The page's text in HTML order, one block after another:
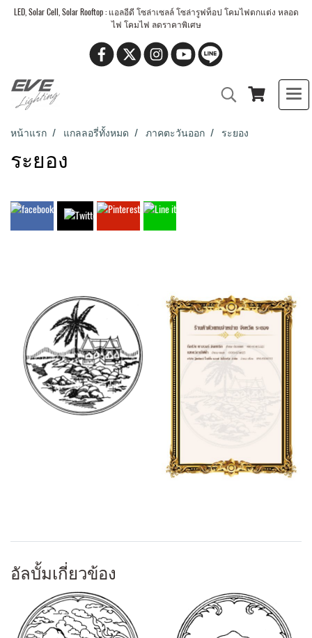
LED, Solar Cell, Solar Rooftop : แอลอีดี โซล่าเซลล์ โซล่ารูฟท็อป โคมไฟตกแต่ง หลอด
ไฟ โคมไฟ ลดราคาพิเศษ
หน้าแรก แกลลอรี่ทั้งหมด ภาคตะวันออก ระยอง
ระยอง
อัลบั้มเกี่ยวข้อง